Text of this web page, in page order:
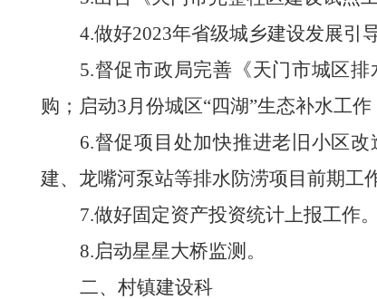
4.做好2023年省级城乡建设发展引
5.督促市政局完善《天门市城区
购；启动3月份城区“四湖”生态补水工
6.督促项目处加快推进老旧小区
建、龙嘴河泵站等排水防涝项目前期工
7.做好固定资产投资统计上报工作。
8.启动星星大桥监测。
二、 村镇建设科